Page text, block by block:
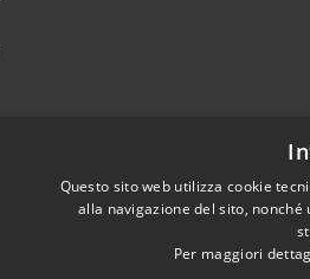
Questo sito web utilizza cookie
alla navigazione del sito,
Per maggiori